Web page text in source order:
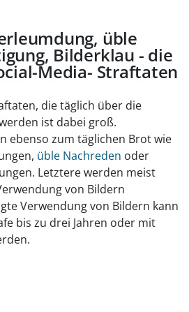
üble
Bilderklau - die
Media- Straftaten
die täglich über die
ist dabei groß.
ebenso zum täglichen Brot wie
üble Nachreden oder
Letztere werden meist
von Bildern
Verwendung von Bildern kann
bis zu drei Jahren oder mit